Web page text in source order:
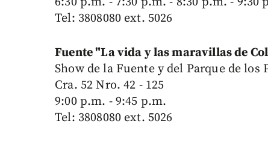
Tel: 3808080 ext. 5026
Fuente "La vida y las maravillas de
Show de la Fuente y del Parque de los
Cra. 52 Nro. 42 - 125
9:00 p.m. - 9:45 p.m.
Tel: 3808080 ext. 5026